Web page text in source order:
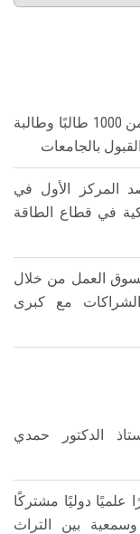
معامل التنسيق الإلكتروني تستقبل أكثر من 1000 طالبًا وطالبة
بالجامعات
المركز الأول في
في قطاع الطاقة
العمل من خلال
مع كبرى
الدكتور حمدي
علميًا دوليًا مشتركًا
بين التراث